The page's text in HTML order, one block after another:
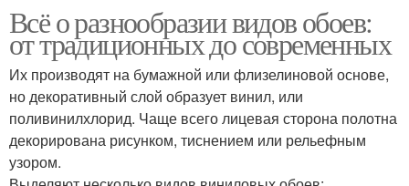
Всё о разнообразии видов обоев:
от традиционных до современных
Их производят на бумажной или флизелиновой основе,
но декоративный слой образует винил, или
поливинилхлорид. Чаще всего лицевая сторона полотна
декорирована рисунком, тиснением или рельефным
узором.